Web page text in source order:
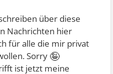
über diese
Nachrichten hier
für alle die mir privat
Sorry 🤪
ist jetzt meine